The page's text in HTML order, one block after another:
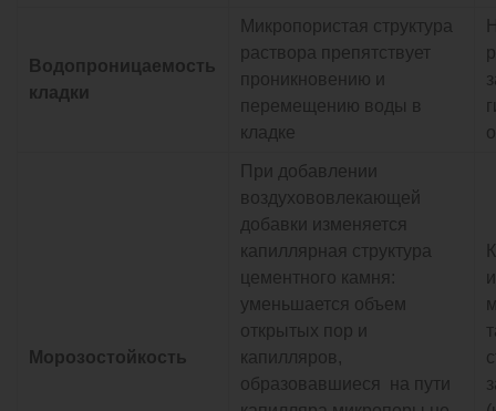
Водопроницаемость
кладки
Микропористая структура
раствора препятствует
проникновению и
перемещению воды в
кладке
Морозостойкость
При добавлении
воздухововлекающей
добавки изменяется
капиллярная структура
цементного камня:
уменьшается объем
открытых пор и
капилляров,
образовавшиеся на пути